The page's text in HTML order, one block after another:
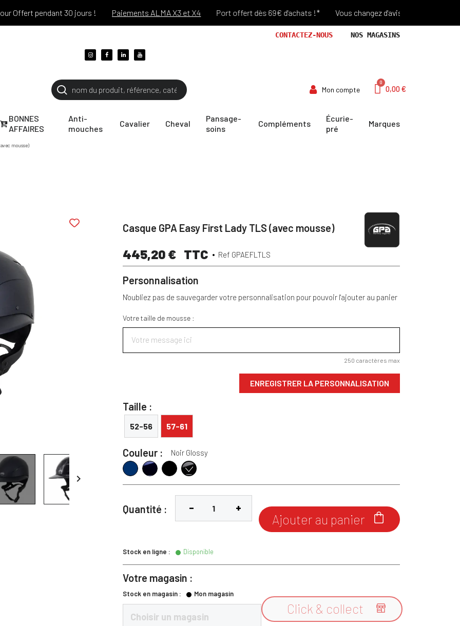
pendant 30 jours ! Paiements ALMA X3 et X4 Port offert dès 69€ d'achats !* Vous changez d'avis? Retour Offert
CONTACTEZ-NOUS NOS MAGASINS
Mon compte 0,00 €
BONNES
AFFAIRES
Anti-
mouches
Cavalier Cheval
Pansage-
soins
Compléments
Écurie-
pré
Marques
mousse)

Casque GPA Easy First Lady TLS (avec mousse)
445,20 € TTC Ref GPAEFLTLS
Personnalisation
N'oubliez pas de sauvegarder votre personnalisation pour pouvoir l'ajouter au panier
Votre taille de mousse :
250 caractères max
ENREGISTRER LA PERSONNALISATION
Taille :
52-56 57-61
Couleur : Noir Glossy
Navy Navy Glossy
Noir Noir Glossy
Quantité :
Stock en ligne : Disponible

Ajouter au panier
Votre magasin :
Stock en magasin : Mon magasin
Choisir un magasin

Click & collect